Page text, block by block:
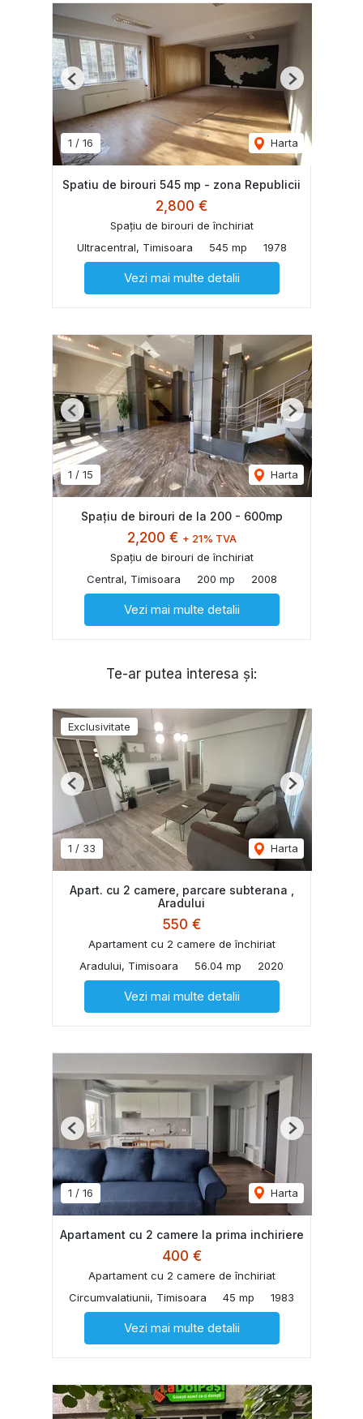
1 / 16 Harta
Previous Next
Spatiu de birouri 545 mp - zona Republicii
2,800 €
Spațiu de birouri de închiriat
Ultracentral, Timisoara
545 mp 1978
Vezi mai multe detalii
1 / 15 Harta
Previous Next
Spațiu de birouri de la 200 - 600mp
2,200 € + 21% TVA
Spațiu de birouri de închiriat
Central, Timisoara
200 mp 2008
Vezi mai multe detalii
Te-ar putea interesa și:
Exclusivitate
1 / 33 Harta
Previous Next
Apart. cu 2 camere, parcare subterana ,
Aradului
550 €
Apartament cu 2 camere de închiriat
Aradului, Timisoara
56.04 mp 2020
Vezi mai multe detalii
1 / 16 Harta
Previous Next
Apartament cu 2 camere la prima inchiriere
400 €
Apartament cu 2 camere de închiriat
Circumvalatiunii, Timisoara
45 mp 1983
Vezi mai multe detalii